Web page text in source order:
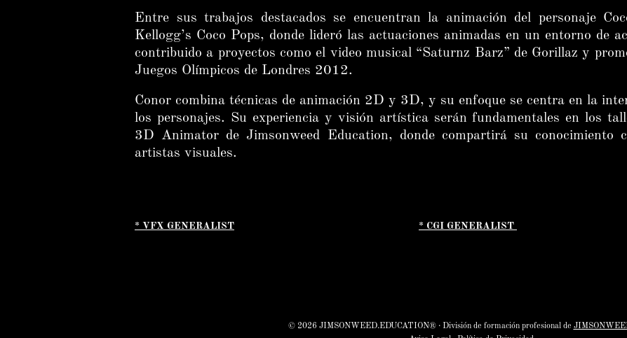
Entre sus trabajos destacados se encuentran la animación del personaje
Kellogg’s Coco Pops, donde lideró las actuaciones animadas en un entorno de
contribuido a proyectos como el video musical “Saturnz Barz” de Gorillaz y
Juegos Olímpicos de Londres 2012.
Conor combina técnicas de animación 2D y 3D, y su enfoque se centra en la
los personajes. Su experiencia y visión artística serán fundamentales en los
3D Animator de Jimsonweed Education, donde compartirá su conocimiento
artistas visuales.
* VFX GENERALIST * CGI GENERALIST
© 2026 JIMSONWEED.EDUCATION® · División de formación profesional de